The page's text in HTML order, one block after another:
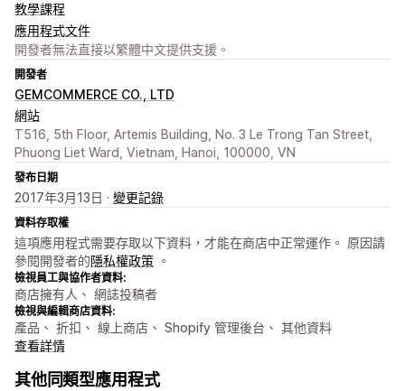
教學課程
應用程式文件
開發者無法直接以繁體中文提供支援。
開發者
GEMCOMMERCE CO., LTD
網站
T516, 5th Floor, Artemis Building, No. 3 Le Trong Tan Street,
Phuong Liet Ward, Vietnam, Hanoi, 100000, VN
發布日期
2017年3月13日 · 變更記錄
資料存取權
這項應用程式需要存取以下資料，才能在商店中正常運作。 原因請
參閱開發者的隱私權政策 。
檢視員工與協作者資料:
商店擁有人、 網誌投稿者
檢視與編輯商店資料:
產品、 折扣、 線上商店、 Shopify 管理後台、 其他資料
查看詳情
其他同類型應用程式